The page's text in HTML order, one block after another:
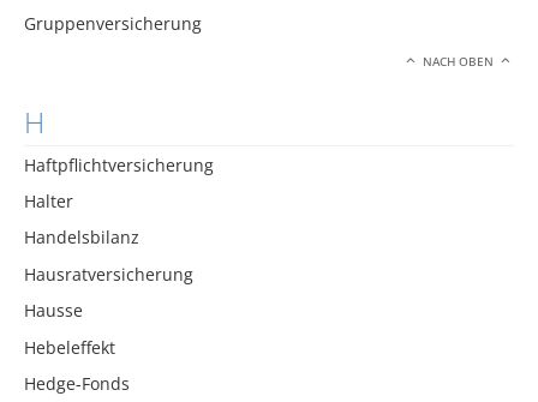
Gruppenversicherung
NACH OBEN
H
Haftpflichtversicherung
Halter
Handelsbilanz
Hausratversicherung
Hausse
Hebeleffekt
Hedge-Fonds